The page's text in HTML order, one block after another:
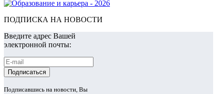
ПОДПИСКА НА НОВОСТИ
Введите адрес Вашей
электронной почты:
Подписавшись на новости, Вы